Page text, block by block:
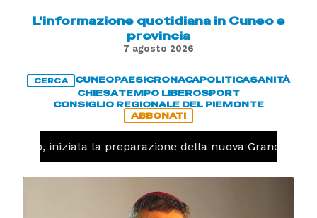
L'informazione quotidiana in Cuneo e
provincia
7 agosto 2026
CERCA CUNEOPAESICRONACAPOLITICASANITÀ
CHIESATEMPO LIBEROSPORT
CONSIGLIO REGIONALE DEL PIEMONTE
ABBONATI
iniziata la preparazione della nuova Granda Volley